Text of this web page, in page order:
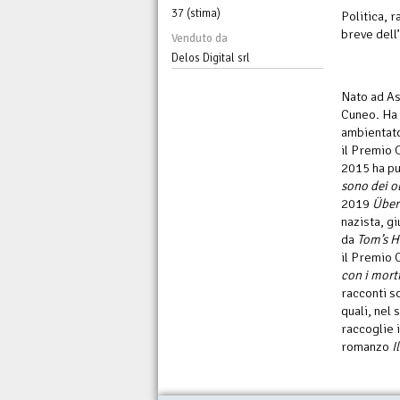
37 (stima)
Venduto da
Delos Digital srl
Politica,
breve
Nato ad
Cuneo.
il Premio
2015 ha
sono dei
2019
nazista,
da Tom’s
il Premio
con i morti
racconti
quali, nel
raccoglie
romanzo